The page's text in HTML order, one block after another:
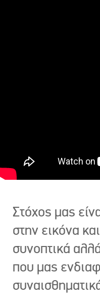
Στόχος μας
στην εικόνα
συνοπτικά
που μας